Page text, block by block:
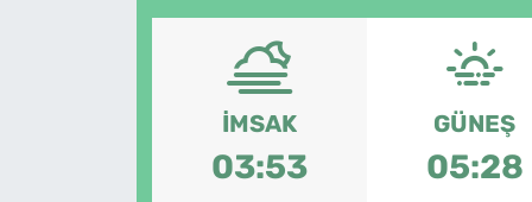
İMSAK
03:53
GÜNEŞ
05:28